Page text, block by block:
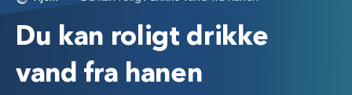
Du kan roligt drikke
vand fra hanen